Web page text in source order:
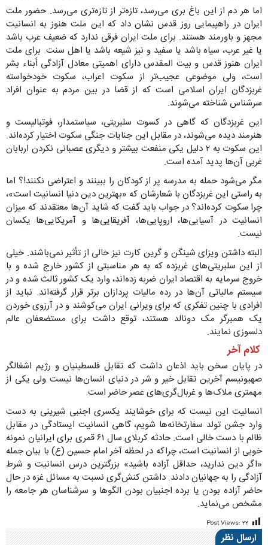
اما هر دم از این باغ بری می‌رسد، تازه‌تر از تازه‌تری می‌رسد. حضور ملت
ایران در راهپیمایی روز قدس نشان داد که این ملت هنوز به انسانیت
مجهز و باورمند هستند. برای ملت ایران فرقی ندارد که ضعیف عرب باشد
یا غیر عرب، سیاه باشد یا سفید و نیز شیعه باشد یا اهل سنت. برای ملت
ایران هنوز قدس و بیت المقدس دارای اهمیتی معادل آزادگی أبناء بشر
است، ولی موضوعی عجیب‌تر از سکوت اعراب، سکوت خودخواسته
غربزدگان ایران اسلامی است که از قضا در بین مردم به عنوان افراد
سرشناس شناخته می‌شوند.
این غربزدگان که گاهی در کسوت سلبریتی، سیاستمدار، فوتبالیست و
هنرمند دیده می‌شوند، در مقابل این جنایات جنگی سکوت اختیار کرده‌اند.
این سکوت به ۲ دلیل یکی منفعت بیشتر و دیگری عصبانی نکردن اربابان
غربی آن‌ها پدید آمده است.
مگر می‌شود حمله به مدرسه پر از کودکان را ببینند و اعتراضی نکنند!؟ اما
به راستی این غربزدگان با شعارشان که «بهترین دین دنیا انسانیت است»،
چرا سکوت کرده‌اند؟ در جواب باید گفت که شاید آن‌ها معتقدند که میزان
انسانیت در آسیایی‌ها، اروپایی‌ها، آفریقایی‌ها و آمریکایی‌ها یکسان
نیست.
البته داشتن ویزای شینگن و گرین کارت نیز خالی از تأثیر نمی‌باشند. خیلی
از این سلبریتی‌های غربزده که به هر مناسبتی از کشور خارج شده و با
خروج سرمایه به اقتصاد ایران ضربه زده‌اند، وارد یک کشور ثالث شده و در
سیستم مالیاتی آن‌ها در رده مالیات پردازان برتر قرار گرفته‌اند. نباید از
افرادی با چنین تفکری که برای ویرانی ایران می‌کوشند و در آرزوی خوردن
یک همبرگر مک دونالد هستند، توقع داشت برای مستضعفان عالم
دلسوزی نمایند.
کلام آخر
در پایان سخن باید اذعان داشت که تقابل فلسطینیان و رژیم اشغالگر
صهیونیسم آخرین تقابل خیر و شر در دنیای انسان‌ها نیست ولی یکی از
مهمتری ملاک‌ها و غربال‌گری‌های عصر حاضر است.
انسانیت این نیست که برای خوشایند یکسری اجنبی شیرینی به دست
وارد جشن تولد سفارتخانه‌ها شویم، گاهی انسانیت ایستادگی در مقابل
ظالم با دست خالی است. حادثه کربلای سال ۶۱ قمری برای ایرانیان نمونه
خوبی از انسانیت است، چراکه در لحظه آخر امام حسین (ع) با بیان جمله
«اگر دین ندارید، حداقل آزاده باشید» بزرگترین درس انسانیت و شرط
آزادگی را به جهانیان دادند. داشتن کنش‌گری نسبت به مسائل غزه در حال
حاضر آزاده بودن یا برده اجنبیان بودن الگوها و سرشناسان هر جامعه را
مشخص می‌نماید.
Post Views: ۲۲
ارسال نظر